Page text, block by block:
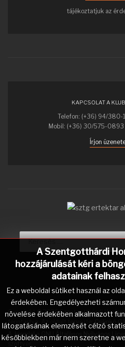
A Szentgotthárdi
hozzájárulását kéri a
adatainak
Ez a weboldal sütiket használ az
érdekében. Engedélyezheti
növelése érdekében alkalmazott
látogatásának elemzését célzó
későbbiekben már nem szeretne a
tájékoztatjuk az
KAPCSOLAT A
Telefon: (+36) 94/380-
Mobil: (+36) 30/575-0893
Írjon
Keresés...
Copyright © 2026 Szentgotthárdi
fenntartva. Az oldalt tervezte:Csilinkó
A
Joomla! a GNU Általános Nyilvános